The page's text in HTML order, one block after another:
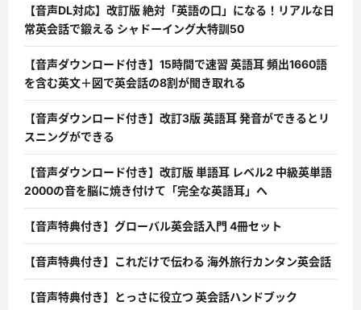
【音声DL対応】改訂版 絶対「英語の口」になる！リアルな日
常英会話で鍛える シャドーイング大特訓50
【音声ダウンロード付き】15時間で速習 英語耳 頻出1660語
を含む英文＋図で英会話の8割が聞き取れる
【音声ダウンロード付き】改訂3版 英語耳 発音ができるとリ
スニングができる
【音声ダウンロード付き】改訂版 単語耳 レベル2 中級英単語
2000の音を脳に焼き付けて「完全な英語耳」へ
【音声特典付き】グローバル英会話入門 4冊セット
【音声特典付き】これだけで伝わる 海外旅行カンタン英会話
【音声特典付き】とっさに役立つ 英会話ハンドブック